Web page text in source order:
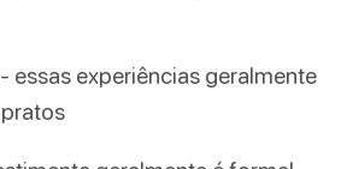
essas experiências geralmente